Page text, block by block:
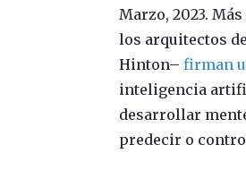
Marzo, 2023.
los arquitectos
Hinton–firman
inteligencia
desarrollar
predecir o